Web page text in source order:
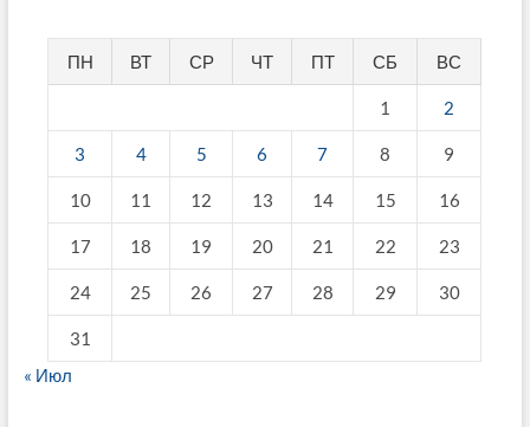
ПН ВТ СР ЧТ ПТ СБ ВС
1 2
3 4 5 6 7 8 9
10 11 12 13 14 15 16
17 18 19 20 21 22 23
24 25 26 27 28 29 30
31
« Июл